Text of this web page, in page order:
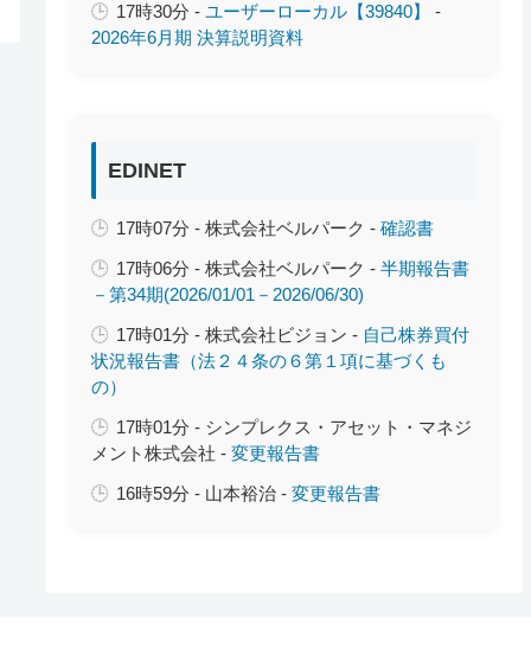
17時30分 -ユーザーローカル【39840】
-
2026年6月期 決算説明資料
EDINET
17時07分 - 株式会社ベルパーク -確認書
17時06分 - 株式会社ベルパーク -半期報告書
－第34期(2026/01/01－2026/06/30)
17時01分 - 株式会社ビジョン - 自己株券買付
状況報告書（法２４条の６第１項に基づくも
の）
17時01分 - シンプレクス・アセット・マネジ
メント株式会社 -変更報告書
16時59分 - 山本裕治 -変更報告書